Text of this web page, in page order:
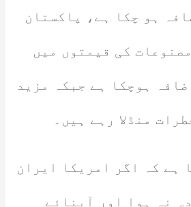
ہو چکا ہے، پاکستان
کی قیمتوں میں
ہوچکا ہے جبکہ مزید
منڈلا رہے ہیں۔
ہے کہ اگر امریکا ایران
نہ ہوا اور آبنائے